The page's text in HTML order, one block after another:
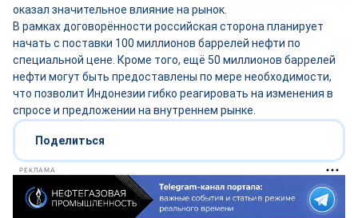
оказал значительное влияние на рынок.
В рамках договорённости российская сторона планирует
начать с поставки 100 миллионов баррелей нефти по
специальной цене. Кроме того, ещё 50 миллионов баррелей
нефти могут быть предоставлены по мере необходимости,
что позволит Индонезии гибко реагировать на изменения в
спросе и предложении на внутреннем рынке.
Поделиться
РЕКЛАМА